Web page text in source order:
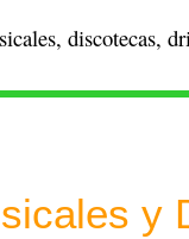
discotecas,
y